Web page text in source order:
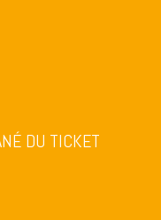
DU TICKET